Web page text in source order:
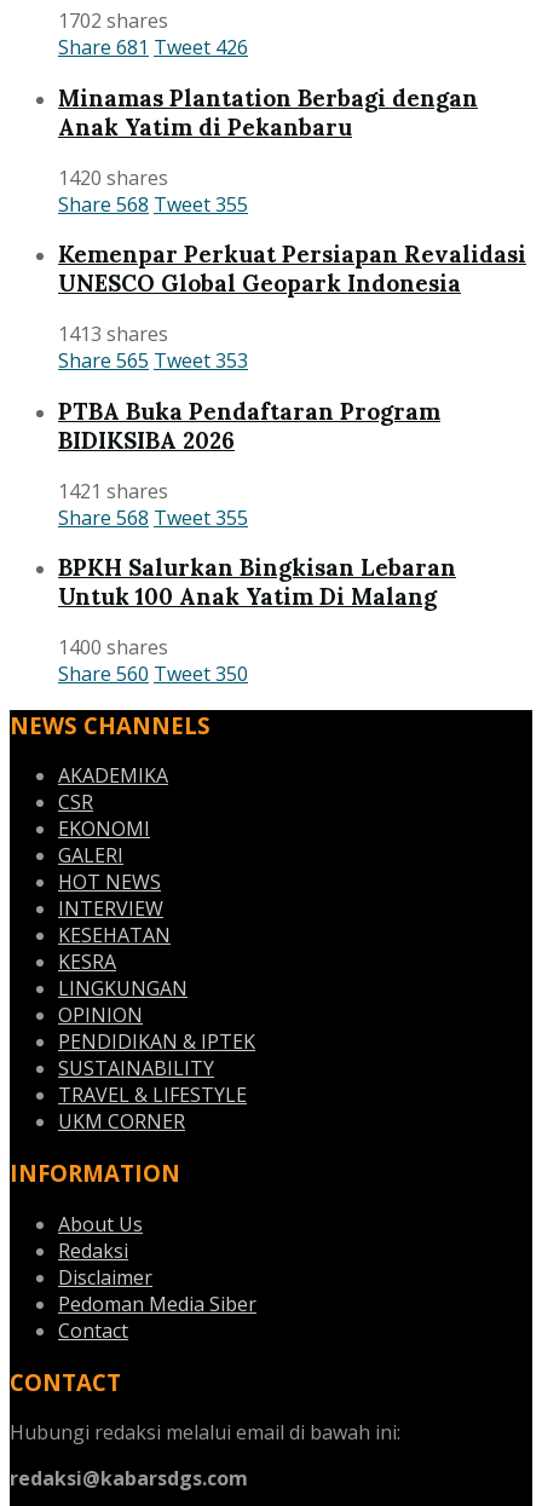
1702 shares
Share 681 Tweet 426
Minamas Plantation Berbagi dengan
Anak Yatim di Pekanbaru
1420 shares
Share 568 Tweet355
Kemenpar Perkuat Persiapan Revalidasi
UNESCO Global Geopark Indonesia
1413 shares
Share 565 Tweet353
PTBA Buka Pendaftaran Program
BIDIKSIBA 2026
1421 shares
Share 568 Tweet355
BPKH Salurkan Bingkisan Lebaran
Untuk 100 Anak Yatim Di Malang
1400 shares
Share 560 Tweet350
NEWS CHANNELS
AKADEMIKA
CSR
EKONOMI
GALERI
HOT NEWS
INTERVIEW
KESEHATAN
KESRA
LINGKUNGAN
OPINION
PENDIDIKAN & IPTEK
SUSTAINABILITY
TRAVEL & LIFESTYLE
UKM CORNER
INFORMATION
About Us
Redaksi
Disclaimer
Pedoman Media Siber
Contact
CONTACT
Hubungi redaksi melalui email di bawah ini:
redaksi@kabarsdgs.com